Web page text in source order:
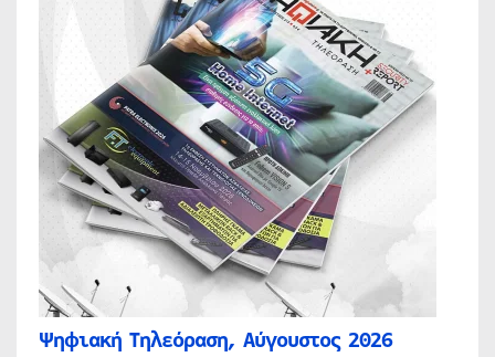
Ψηφιακή Τηλεόραση, Αύγουστος 2026